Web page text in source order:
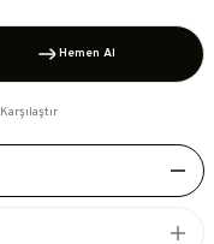
Hemen Al
Karşılaştır